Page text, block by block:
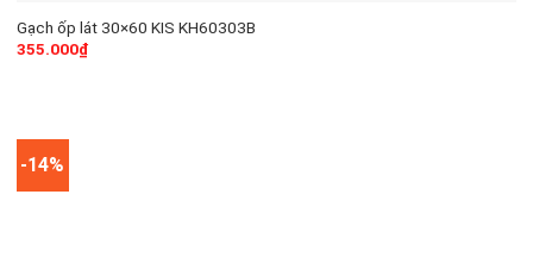
Gạch ốp lát 30×60 KIS KH60303B
355.000₫
-14%